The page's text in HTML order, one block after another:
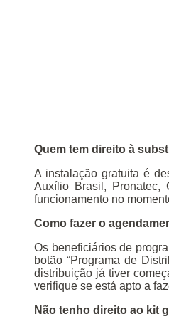
Quem tem direito à
A instalação gratuita é
Auxílio Brasil,
funcionamento no
Como fazer o
Os beneficiários de
botão “Programa de
distribuição já tiver
verifique se está apto a
Não tenho direito ao kit